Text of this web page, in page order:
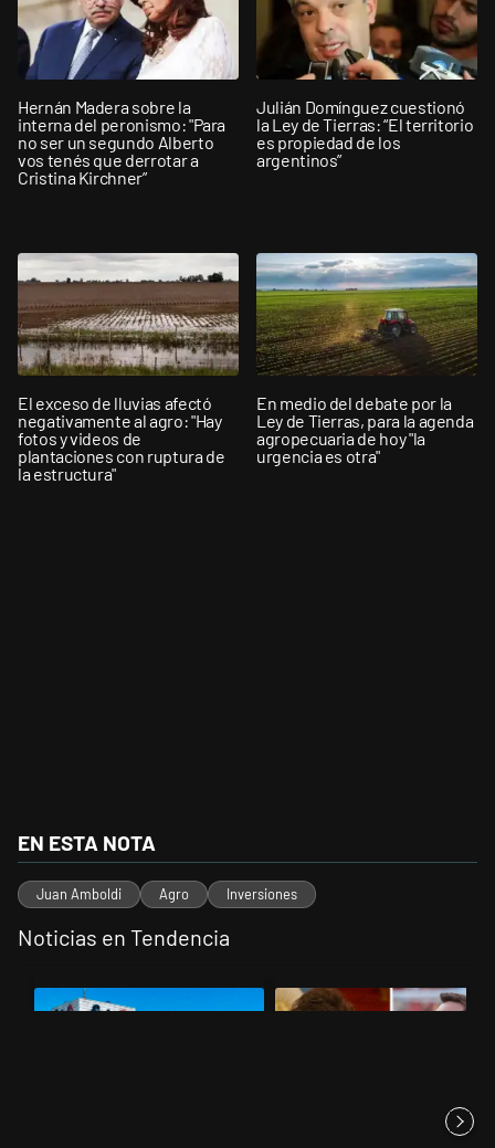
Hernán Madera sobre la
interna del peronismo: "Para
no ser un segundo Alberto
vos tenés que derrotar a
Cristina Kirchner”
Julián Domínguez cuestionó
la Ley de Tierras: “El territorio
es propiedad de los
argentinos”
El exceso de lluvias afectó
negativamente al agro: "Hay
fotos y videos de
plantaciones con ruptura de
la estructura"
En medio del debate por la
Ley de Tierras, para la agenda
agropecuaria de hoy "la
urgencia es otra"
EN ESTA NOTA
Juan Amboldi Agro Inversiones
Noticias en Tendencia
Un artículo de tendencia con el título "Récord histórico de
Un artículo de tendencia con el